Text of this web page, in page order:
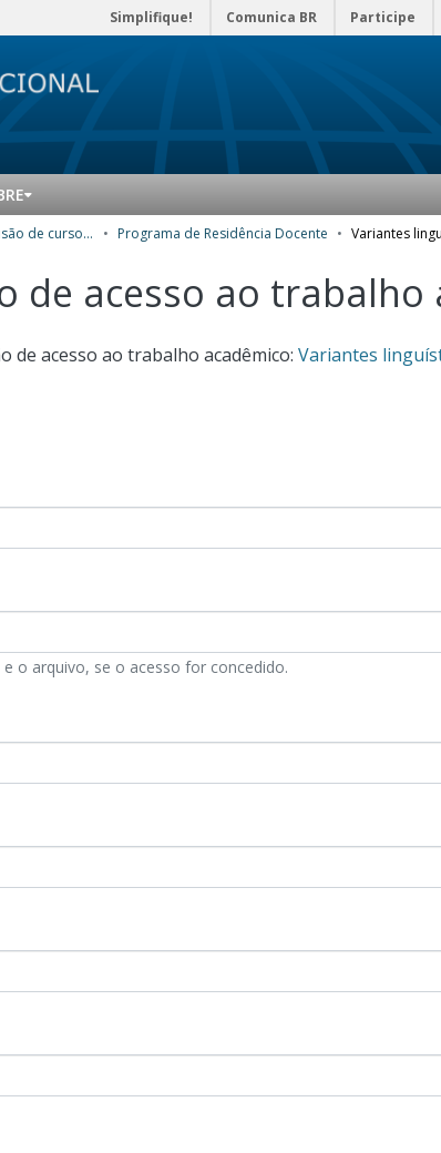
Simplifique! Comunica BR Participe
Trabalhos de conclusão de curso de Especialização Programa de Residência Docente
de acesso ao trabalho
de acesso ao trabalho acadêmico: Variantes
o arquivo, se o acesso for concedido.